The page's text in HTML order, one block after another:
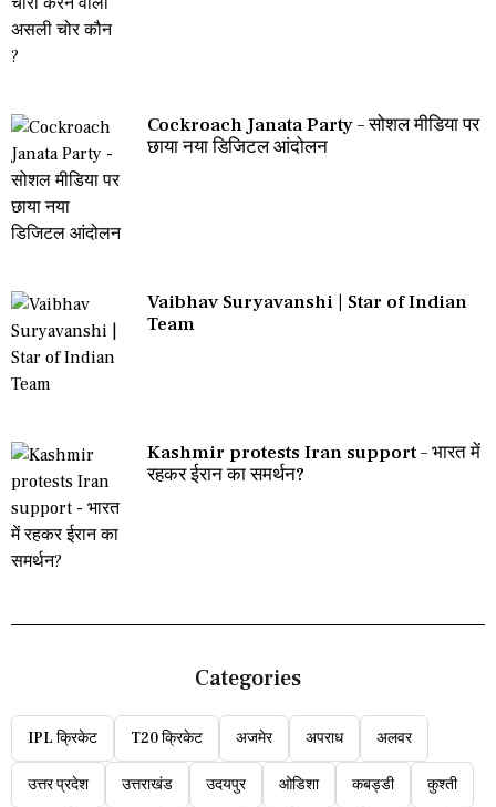
Cockroach Janata Party – सोशल मीडिया पर
छाया नया डिजिटल आंदोलन
Vaibhav Suryavanshi | Star of Indian
Team
Kashmir protests Iran support – भारत में
रहकर ईरान का समर्थन?
Categories
IPL क्रिकेट T20 क्रिकेट अजमेर अपराध अलवर
उत्तर प्रदेश उत्तराखंड उदयपुर ओडिशा कबड्डी कुश्ती